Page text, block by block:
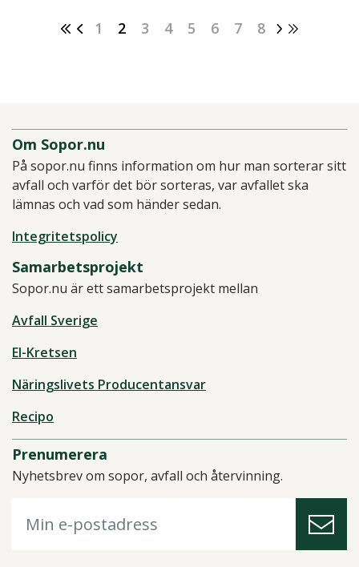
1 2 3 4 5 6 7 8
Om Sopor.nu
På sopor.nu finns information om hur man sorterar sitt
avfall och varför det bör sorteras, var avfallet ska
lämnas och vad som händer sedan.
Integritetspolicy
Samarbetsprojekt
Sopor.nu är ett samarbetsprojekt mellan
Avfall Sverige
El-Kretsen
Näringslivets Producentansvar
Recipo
Prenumerera
Nyhetsbrev om sopor, avfall och återvinning.